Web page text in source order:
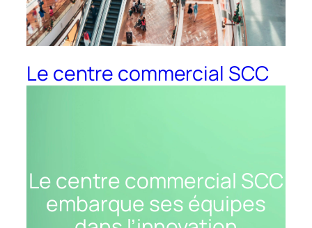
Le centre commercial SCC
Le centre commercial SCC
embarque ses équipes